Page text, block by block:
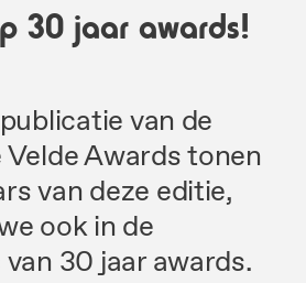
30 jaar awards!
van de
Awards tonen
van deze editie,
ook in de
30 jaar awards.